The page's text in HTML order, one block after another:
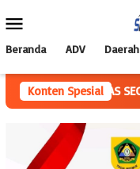
ke
Mobile
Beranda ADV Daerah
Konten Spesial
SEGALANYA